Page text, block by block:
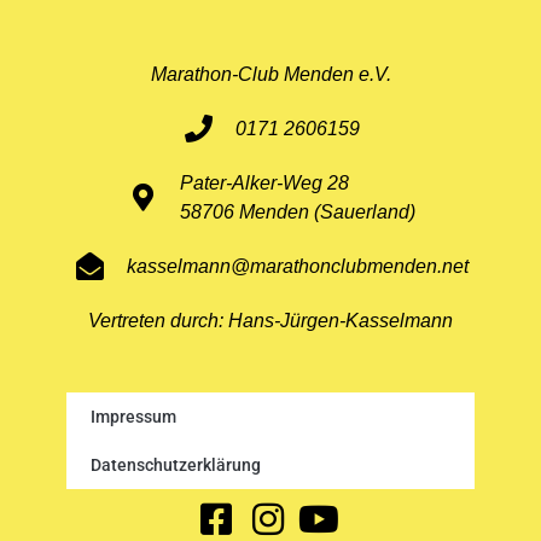
Marathon-Club Menden e.V.
0171 2606159
Pater-Alker-Weg 28
58706 Menden (Sauerland)
kasselmann@marathonclubmenden.net
Vertreten durch: Hans-Jürgen-Kasselmann
Impressum
Datenschutzerklärung